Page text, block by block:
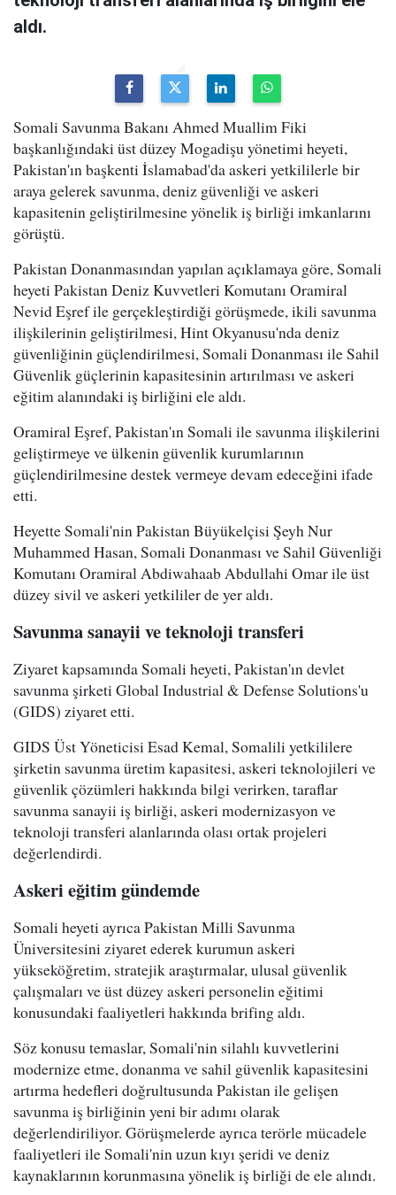
aldı.
Somali Savunma Bakanı Ahmed Muallim Fiki
başkanlığındaki üst düzey Mogadişu yönetimi heyeti,
Pakistan'ın başkenti İslamabad'da askeri yetkililerle bir
araya gelerek savunma, deniz güvenliği ve askeri
kapasitenin geliştirilmesine yönelik iş birliği imkanlarını
görüştü.
Pakistan Donanmasından yapılan açıklamaya göre, Somali
heyeti Pakistan Deniz Kuvvetleri Komutanı Oramiral
Nevid Eşref ile gerçekleştirdiği görüşmede, ikili savunma
ilişkilerinin geliştirilmesi, Hint Okyanusu'nda deniz
güvenliğinin güçlendirilmesi, Somali Donanması ile Sahil
Güvenlik güçlerinin kapasitesinin artırılması ve askeri
eğitim alanındaki iş birliğini ele aldı.
Oramiral Eşref, Pakistan'ın Somali ile savunma ilişkilerini
geliştirmeye ve ülkenin güvenlik kurumlarının
güçlendirilmesine destek vermeye devam edeceğini ifade
etti.
Heyette Somali'nin Pakistan Büyükelçisi Şeyh Nur
Muhammed Hasan, Somali Donanması ve Sahil Güvenliği
Komutanı Oramiral Abdiwahaab Abdullahi Omar ile üst
düzey sivil ve askeri yetkililer de yer aldı.
Savunma sanayii ve teknoloji transferi
Ziyaret kapsamında Somali heyeti, Pakistan'ın devlet
savunma şirketi Global Industrial & Defense Solutions'u
(GIDS) ziyaret etti.
GIDS Üst Yöneticisi Esad Kemal, Somalili yetkililere
şirketin savunma üretim kapasitesi, askeri teknolojileri ve
güvenlik çözümleri hakkında bilgi verirken, taraflar
savunma sanayii iş birliği, askeri modernizasyon ve
teknoloji transferi alanlarında olası ortak projeleri
değerlendirdi.
Askeri eğitim gündemde
Somali heyeti ayrıca Pakistan Milli Savunma
Üniversitesini ziyaret ederek kurumun askeri
yükseköğretim, stratejik araştırmalar, ulusal güvenlik
çalışmaları ve üst düzey askeri personelin eğitimi
konusundaki faaliyetleri hakkında brifing aldı.
Söz konusu temaslar, Somali'nin silahlı kuvvetlerini
modernize etme, donanma ve sahil güvenlik kapasitesini
artırma hedefleri doğrultusunda Pakistan ile gelişen
savunma iş birliğinin yeni bir adımı olarak
değerlendiriliyor. Görüşmelerde ayrıca terörle mücadele
faaliyetleri ile Somali'nin uzun kıyı şeridi ve deniz
kaynaklarının korunmasına yönelik iş birliği de ele alındı.